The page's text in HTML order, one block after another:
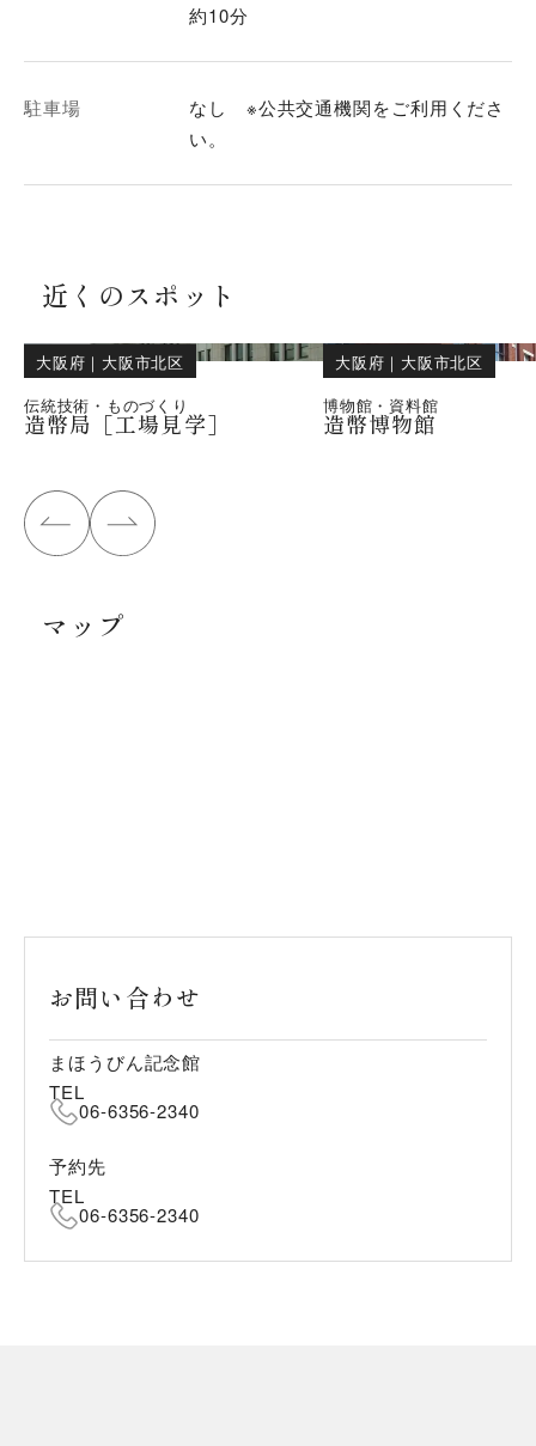
約10分
駐車場
なし ※公共交通機関をご利用くださ
い。
近くのスポット
大阪府 ｜ 大阪市北区
伝統技術・ものづくり
造幣局［工場見学］
大阪府 ｜ 大阪市北区
博物館・資料館
造幣博物館
マップ
お問い合わせ
まほうびん記念館
TEL
06-6356-2340
予約先
TEL
06-6356-2340